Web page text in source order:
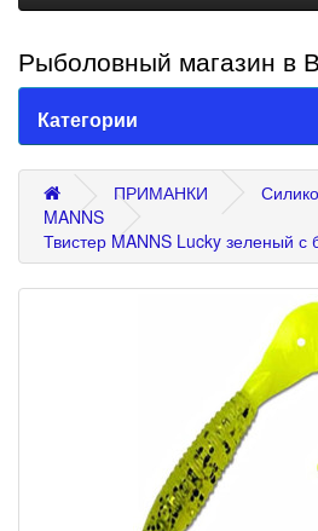
Рыболовный магазин в
Категории
ПРИМАНКИ
MANNS
Твистер MANNS Lucky зеленый